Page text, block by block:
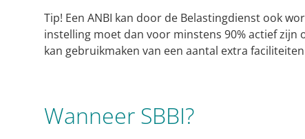
Tip! Een ANBI kan door de Belastingdienst ook
instelling moet dan voor minstens 90% actief
kan gebruikmaken van een aantal extra
Wanneer SBBI?